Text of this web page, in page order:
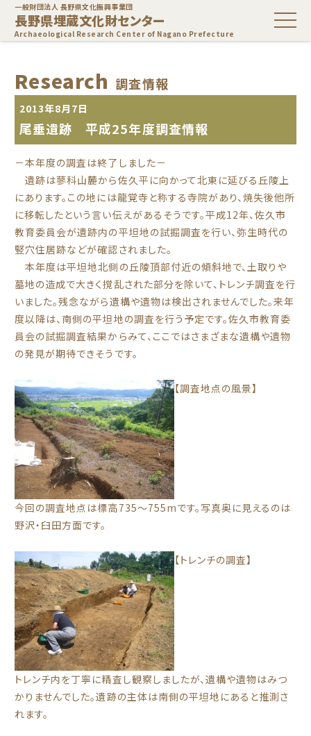
一般財団法人 長野県文化振興事業団
長野県埋蔵文化財センター
Archaeological Research Center of Nagano Prefecture
Research 調査情報
2013年8月7日
尾垂遺跡 平成25年度調査情報
－本年度の調査は終了しました－
遺跡は蓼科山麓から佐久平に向かって北東に延びる丘陵上
にあります。この地には龍覚寺と称する寺院があり、焼失後他所
に移転したという言い伝えがあるそうです。平成12年、佐久市
教育委員会が遺跡内の平坦地の試掘調査を行い、弥生時代の
竪穴住居跡などが確認されました。
本年度は平坦地北側の丘陵頂部付近の傾斜地で、土取りや
墓地の造成で大きく撹乱された部分を除いて、トレンチ調査を行
いました。残念ながら遺構や遺物は検出されませんでした。来年
度以降は、南側の平坦地の調査を行う予定です。佐久市教育委
員会の試掘調査結果からみて、ここではさまざまな遺構や遺物
の発見が期待できそうです。
【調査地点の風景】
今回の調査地点は標高735～755mです。写真奥に見えるのは
野沢・臼田方面です。
【トレンチの調査】
トレンチ内を丁寧に精査し観察しましたが、遺構や遺物はみつ
かりませんでした。遺跡の主体は南側の平坦地にあると推測さ
れます。